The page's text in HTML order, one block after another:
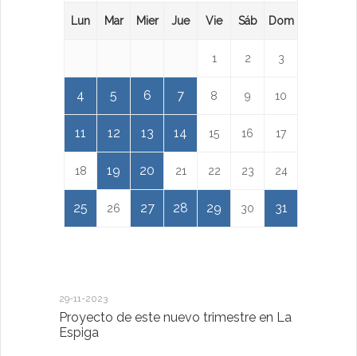
Lun Mar Mier Jue Vie Sáb Dom
1 2 3
4 5 6 7 8 9 10
11 12 13 14 15 16 17
18 19 20 21 22 23 24
25 26 27 28 29 30 31
29-11-2023
Proyecto de este nuevo trimestre en La
Espiga